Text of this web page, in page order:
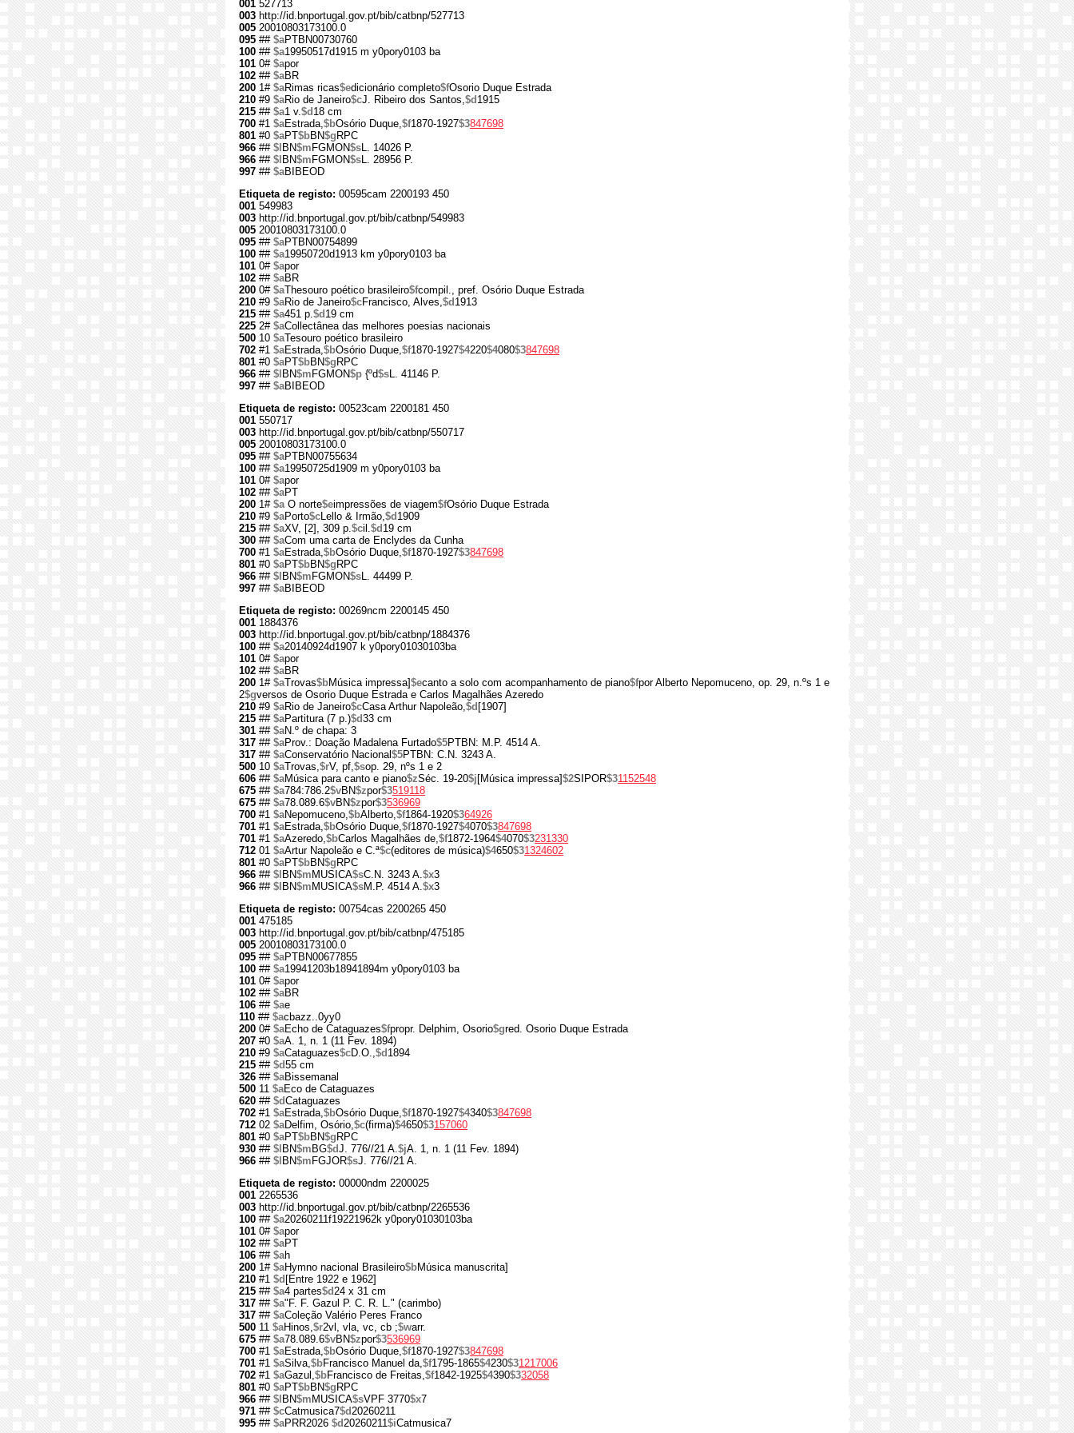
001 527713
003 http://id.bnportugal.gov.pt/bib/catbnp/527713
005 20010803173100.0
095 ## $aPTBN00730760
100 ## $a19950517d1915 m y0pory0103 ba
101 0# $apor
102 ## $aBR
200 1# $aRimas ricas$edicionário completo$fOsorio Duque Estrada
210 #9 $aRio de Janeiro$cJ. Ribeiro dos Santos,$d 1915
215 ## $a1 v.$d 18 cm
700 #1 $aEstrada,$bOsório Duque,$f1870-1927$3847698
801 #0 $aPT$bBN$g RPC
966 ## $l BN$m FGMON$sL. 14026 P.
966 ## $l BN$m FGMON$sL. 28956 P.
997 ## $aBIBEOD
Etiqueta de registo: 00595cam 2200193 450
001 549983
003 http://id.bnportugal.gov.pt/bib/catbnp/549983
005 20010803173100.0
095 ## $aPTBN00754899
100 ## $a19950720d1913 km y0pory0103 ba
101 0# $apor
102 ## $aBR
200 0# $aThesouro poético brasileiro$fcompil., pref. Osório Duque Estrada
210 #9 $aRio de Janeiro$cFrancisco, Alves,$d 1913
215 ## $a451 p.$d 19 cm
225 2# $aCollectânea das melhores poesias nacionais
500 10 $aTesouro poético brasileiro
702 #1 $aEstrada,$bOsório Duque,$f1870-1927$4220$4080$3847698
801 #0 $aPT$bBN$g RPC
966 ## $l BN$m FGMON$p {ºd$sL. 41146 P.
997 ## $aBIBEOD
Etiqueta de registo: 00523cam 2200181 450
001 550717
003 http://id.bnportugal.gov.pt/bib/catbnp/550717
005 20010803173100.0
095 ## $aPTBN00755634
100 ## $a19950725d1909 m y0pory0103 ba
101 0# $apor
102 ## $aPT
200 1# $aO norte$eimpressões de viagem$fOsório Duque Estrada
210 #9 $aPorto$cLello & Irmão,$d 1909
215 ## $aXV, [2], 309 p.$cil.$d 19 cm
300 ## $aCom uma carta de Enclydes da Cunha
700 #1 $aEstrada,$bOsório Duque,$f1870-1927$3847698
801 #0 $aPT$bBN$g RPC
966 ## $l BN$m FGMON$sL. 44499 P.
997 ## $aBIBEOD
Etiqueta de registo: 00269ncm 2200145 450
001 1884376
003 http://id.bnportugal.gov.pt/bib/catbnp/1884376
100 ## $a20140924d1907 k y0pory01030103ba
101 0# $apor
102 ## $aBR
200 1# $aTrovas$bMúsica impressa]$ecanto a solo com acompanhamento de piano$fpor Alberto Nepomuceno, op. 29, n.ºs 1 e
2$gversos de Osorio Duque Estrada e Carlos Magalhães Azeredo
210 #9 $aRio de Janeiro$cCasa Arthur Napoleão,$d [1907]
215 ## $aPartitura (7 p.)$d33 cm
301 ## $aN.º de chapa: 3
317 ## $aProv.: Doação Madalena Furtado$5PTBN: M.P. 4514 A.
317 ## $aConservatório Nacional$5PTBN: C.N. 3243 A.
500 10 $aTrovas,$rV, pf,$sop. 29, nºs 1 e 2
606 ## $aMúsica para canto e piano$zSéc. 19-20$j [Música impressa]$2SIPOR$31152548
675 ## $a784:786.2$vBN$zpor$3519118
675 ## $a78.089.6$vBN$zpor$3536969
700 #1 $aNepomuceno,$bAlberto,$f1864-1920$364926
701 #1 $aEstrada,$bOsório Duque,$f1870-1927$4070$3847698
701 #1 $aAzeredo,$bCarlos Magalhães de,$f1872-1964$4070$3231330
712 01 $aArtur Napoleão e C.ª$c(editores de música)$4650$31324602
801 #0 $aPT$bBN$g RPC
966 ## $l BN$m MUSICA$sC.N. 3243 A.$x3
966 ## $l BN$m MUSICA$sM.P. 4514 A.$x3
Etiqueta de registo: 00754cas 2200265 450
001 475185
003 http://id.bnportugal.gov.pt/bib/catbnp/475185
005 20010803173100.0
095 ## $aPTBN00677855
100 ## $a19941203b18941894m y0pory0103 ba
101 0# $apor
102 ## $aBR
106 ## $ae
110 ## $acbazz..0yy0
200 0# $aEcho de Cataguazes$fpropr. Delphim, Osorio$gred. Osorio Duque Estrada
207 #0 $aA. 1, n. 1 (11 Fev. 1894)
210 #9 $aCataguazes$cD.O.,$d 1894
215 ## $d55 cm
326 ## $aBissemanal
500 11 $aEco de Cataguazes
620 ## $dCataguazes
702 #1 $aEstrada,$bOsório Duque,$f1870-1927$4340$3847698
712 02 $aDelfim, Osório,$c(firma)$4650$3157060
801 #0 $aPT$bBN$g RPC
930 ## $l BN$m BG$dJ. 776//21 A.$jA. 1, n. 1 (11 Fev. 1894)
966 ## $l BN$m FGJOR$sJ. 776//21 A.
Etiqueta de registo: 00000ndm 2200025
001 2265536
003 http://id.bnportugal.gov.pt/bib/catbnp/2265536
100 ## $a20260211f19221962k y0pory01030103ba
101 0# $apor
102 ## $aPT
106 ## $ah
200 1# $aHymno nacional Brasileiro$bMúsica manuscrita]
210 #1 $d [Entre 1922 e 1962]
215 ## $a4 partes$d24 x 31 cm
317 ## $a"F. F. Gazul P. C. R. L." (carimbo)
317 ## $aColeção Valério Peres Franco
500 11 $aHinos,$r2vl, vla, vc, cb ;$warr.
675 ## $a78.089.6$vBN$zpor$3536969
700 #1 $aEstrada,$bOsório Duque,$f1870-1927$3847698
701 #1 $aSilva,$bFrancisco Manuel da,$f1795-1865$4230$31217006
702 #1 $aGazul,$bFrancisco de Freitas,$f1842-1925$4390$332058
801 #0 $aPT$bBN$g RPC
966 ## $l BN$m MUSICA$sVPF 3770$x7
971 ## $cCatmusica7$d20260211
995 ## $aPRR2026 $d20260211$iCatmusica7